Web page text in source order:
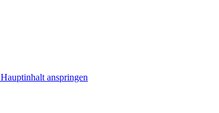
Hauptinhalt anspringen